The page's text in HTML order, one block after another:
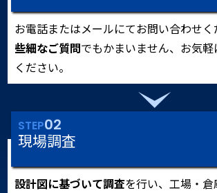
お電話またはメールにてお問い合わせく
些細なご質問でもかまいません、お気
ください。
STEP02
現場調査
設計図に基づいて調査を行い、工場・